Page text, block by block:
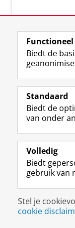
Over deze
Via deze
actuele
Disclaimer
Functioneel
Biedt de
Standaard
Biedt de
van onder
Volledig
Biedt
gebruik van
Stel je
cookie